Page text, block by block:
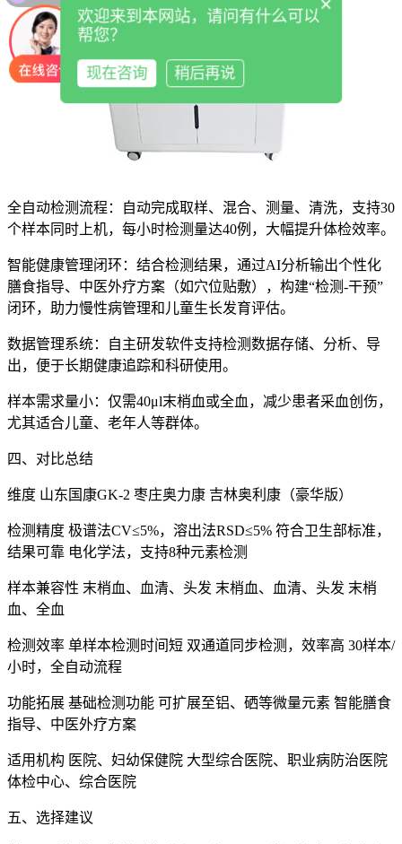
全自动检测流程：自动完成取样、混合、测量、清洗，支持30
个样本同时上机，每小时检测量达40例，大幅提升体检效率。
智能健康管理闭环：结合检测结果，通过AI分析输出个性化
膳食指导、中医外疗方案（如穴位贴敷），构建“检测-干预”
闭环，助力慢性病管理和儿童生长发育评估。
数据管理系统：自主研发软件支持检测数据存储、分析、导
出，便于长期健康追踪和科研使用。
样本需求量小：仅需40μl末梢血或全血，减少患者采血创伤，
尤其适合儿童、老年人等群体。
四、对比总结
维度 山东国康GK-2 枣庄奥力康 吉林奥利康 （豪华版）
检测精度 极谱法CV≤5%，溶出法RSD≤5% 符合卫生部标准，
结果可靠 电化学法，支持8种元素检测
样本兼容性 末梢血、血清、头发 末梢血、血清、头发 末梢
血、全血
检测效率 单样本检测时间短 双通道同步检测，效率高 30样本/
小时，全自动流程
功能拓展 基础检测功能 可扩展至铝、硒等微量元素 智能膳食
指导、中医外疗方案
适用机构 医院、妇幼保健院 大型综合医院、职业病防治医院
体检中心、综合医院
五、选择建议
欢迎来到本网站，请问有什么可以
帮您？
现在咨询 稍后再说